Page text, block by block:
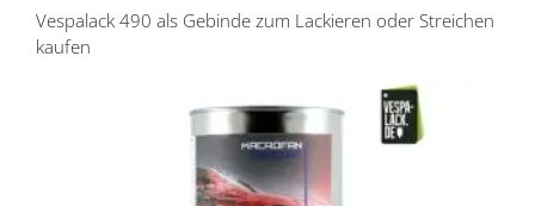
Vespalack 490 als Gebinde zum Lackieren oder Streichen
kaufen